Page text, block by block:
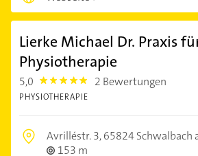
Lierke Michael Dr. Praxis
Physiotherapie
5,0 5.0 2 Bewertungen
PHYSIOTHERAPIE
Avrilléstr. 3,65824 Schwalbach
153 m